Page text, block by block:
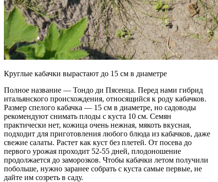
Круглые кабачки вырастают до 15 см в диаметре
Полное название — Тондо ди Пясенца. Перед нами гибрид
итальянского происхождения, относящийся к роду кабачков.
Размер спелого кабачка — 15 см в диаметре, но садоводы
рекомендуют снимать плоды с куста 10 см. Семян
практически нет, кожица очень нежная, мякоть вкусная,
подходит для приготовления любого блюда из кабачков, даже
свежие салаты. Растет как куст без плетей. От посева до
первого урожая проходит 52-55 дней, плодоношение
продолжается до заморозков. Чтобы кабачки летом получили
побольше, нужно заранее собрать с куста самые первые, не
дайте им созреть в саду.